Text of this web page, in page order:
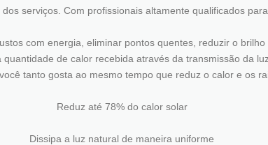
serviços. Com profissionais altamente qualificados
com energia, eliminar pontos quentes, reduzir o
de calor recebida através da transmissão da
tanto gosta ao mesmo tempo que reduz o calor e os
Reduz até 78% do calor solar
Dissipa a luz natural de maneira uniforme